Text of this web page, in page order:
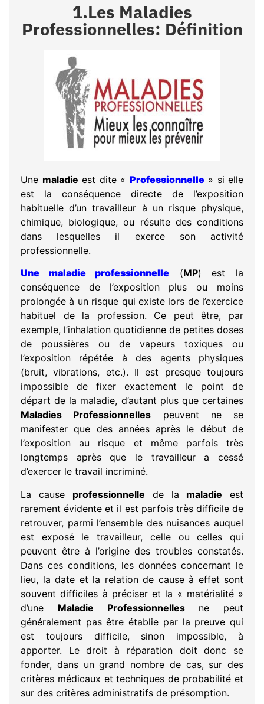
1.Les Maladies
Professionnelles: Définition
Une maladie est dite « Professionnelle» si elle
est la conséquence directe de l’exposition
habituelle d’un travailleur à un risque physique,
chimique, biologique, ou résulte des conditions
dans lesquelles il exerce son activité
professionnelle.
Une maladie professionnelle (MP) est la
conséquence de l’exposition plus ou moins
prolongée à un risque qui existe lors de l’exercice
habituel de la profession. Ce peut être, par
exemple, l’inhalation quotidienne de petites doses
de poussières ou de vapeurs toxiques ou
l’exposition répétée à des agents physiques
(bruit, vibrations, etc.). Il est presque toujours
impossible de fixer exactement le point de
départ de la maladie, d’autant plus que certaines
Maladies Professionnelles peuvent ne se
manifester que des années après le début de
l’exposition au risque et même parfois très
longtemps après que le travailleur a cessé
d’exercer le travail incriminé.
La cause professionnelle de la maladie est
rarement évidente et il est parfois très difficile de
retrouver, parmi l’ensemble des nuisances auquel
est exposé le travailleur, celle ou celles qui
peuvent être à l’origine des troubles constatés.
Dans ces conditions, les données concernant le
lieu, la date et la relation de cause à effet sont
souvent difficiles à préciser et la « matérialité »
d’une Maladie Professionnellesne peut
généralement pas être établie par la preuve qui
est toujours difficile, sinon impossible, à
apporter. Le droit à réparation doit donc se
fonder, dans un grand nombre de cas, sur des
critères médicaux et techniques de probabilité et
sur des critères administratifs de présomption.